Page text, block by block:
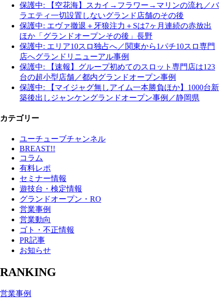
保護中: 【空花海】スカイ→フラワー→マリンの流れ／バ
ラエティ一切設置しないグランド店舗のその後
保護中: エヴァ撤退＋牙狼注力＋Sは7ヶ月連続の赤放出
ほか「グランドオープンその後」長野
保護中: エリア10スロ独占へ／関東から1パチ10スロ専門
店へグランドリニューアル事例
保護中: 【速報】グループ初めてのスロット専門店は123
台の超小型店舗／都内グランドオープン事例
保護中: 【マイジャグ無しアイム一本勝負ほか】1000台新
築後出しジャンケングランドオープン事例／静岡県
カテゴリー
ユーチューブチャンネル
BREAST!!
コラム
有料レポ
セミナー情報
遊技台・検定情報
グランドオープン・RO
営業事例
営業動向
ゴト・不正情報
PR記事
お知らせ
RANKING
営業事例